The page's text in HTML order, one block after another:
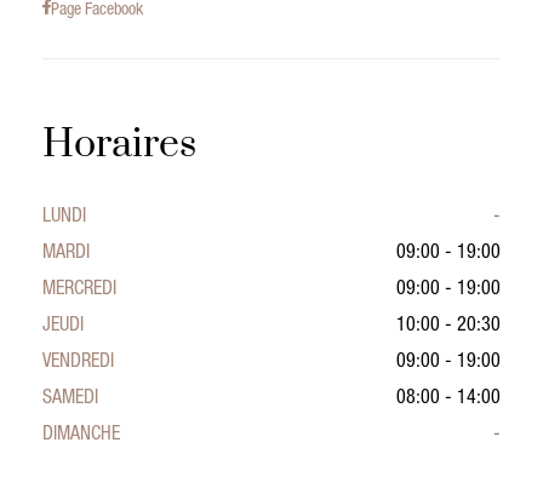
Page Facebook
Horaires
LUNDI
-
MARDI
09:00 - 19:00
MERCREDI
09:00 - 19:00
JEUDI
10:00 - 20:30
VENDREDI
09:00 - 19:00
SAMEDI
08:00 - 14:00
DIMANCHE
-